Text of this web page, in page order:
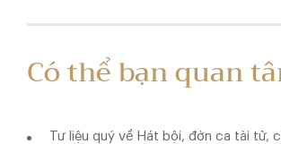
Có thể bạn quan
Tư liệu quý về Hát bội, đờn ca tài tử,